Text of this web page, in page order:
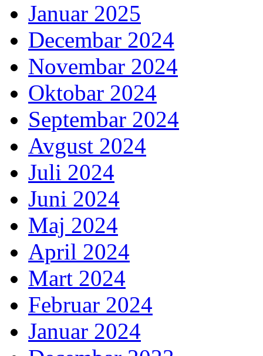
Januar 2025
Decembar 2024
Novembar 2024
Oktobar 2024
Septembar 2024
Avgust 2024
Juli 2024
Juni 2024
Maj 2024
April 2024
Mart 2024
Februar 2024
Januar 2024